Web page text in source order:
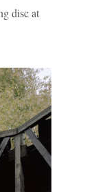
disc at